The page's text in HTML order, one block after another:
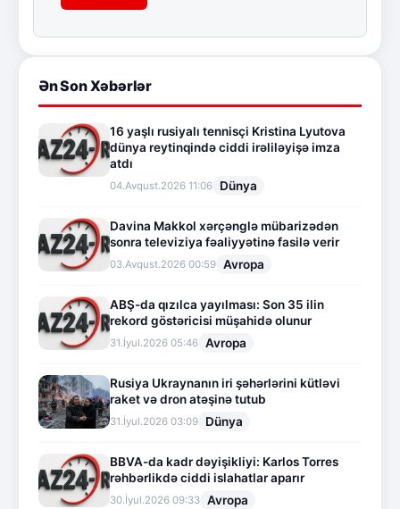
Ən Son Xəbərlər
16 yaşlı rusiyalı tennisçi Kristina Lyutova
dünya reytinqində ciddi irəliləyişə imza
atdı
04.Avqust.2026 11:06 Dünya
Davina Makkol xərçənglə mübarizədən
sonra televiziya fəaliyyətinə fasilə verir
03.Avqust.2026 00:59 Avropa
ABŞ-da qızılca yayılması: Son 35 ilin
rekord göstəricisi müşahidə olunur
31.İyul.2026 05:46 Avropa
Rusiya Ukraynanın iri şəhərlərini kütləvi
raket və dron atəşinə tutub
31.İyul.2026 03:09 Dünya
BBVA-da kadr dəyişikliyi: Karlos Torres
rəhbərlikdə ciddi islahatlar aparır
30.İyul.2026 09:33 Avropa